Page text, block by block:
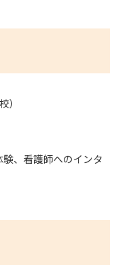
、看護師へのインタ